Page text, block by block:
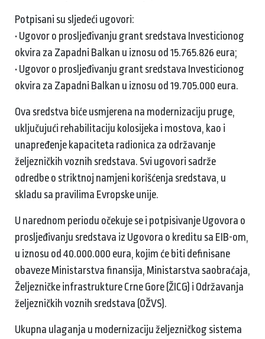
Potpisani su sljedeći ugovori:
• Ugovor o prosljeđivanju grant sredstava Investicionog
okvira za Zapadni Balkan u iznosu od 15.765.826 eura;
• Ugovor o prosljeđivanju grant sredstava Investicionog
okvira za Zapadni Balkan u iznosu od 19.705.000 eura.
Ova sredstva biće usmjerena na modernizaciju pruge,
uključujući rehabilitaciju kolosijeka i mostova, kao i
unapređenje kapaciteta radionica za održavanje
željezničkih voznih sredstava. Svi ugovori sadrže
odredbe o striktnoj namjeni korišćenja sredstava, u
skladu sa pravilima Evropske unije.
U narednom periodu očekuje se i potpisivanje Ugovora o
prosljeđivanju sredstava iz Ugovora o kreditu sa EIB-om,
u iznosu od 40.000.000 eura, kojim će biti definisane
obaveze Ministarstva finansija, Ministarstva saobraćaja,
Željezničke infrastrukture Crne Gore (ŽICG) i Održavanja
željezničkih voznih sredstava (OŽVS).
Ukupna ulaganja u modernizaciju željezničkog sistema